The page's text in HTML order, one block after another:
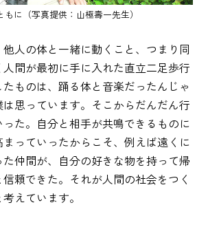
に（写真提供：山極壽一先生）
人の体と一緒に動くこと、つまり同
間が最初に手に入れた直立二足歩行
ものは、踊る体と音楽だったんじゃ
思っています。そこからだんだん行
た。自分と相手が共鳴できるものに
っていったからこそ、例えば遠くに
仲間が、自分の好きな物を持って帰
頼できた。それが人間の社会をつく
えています。